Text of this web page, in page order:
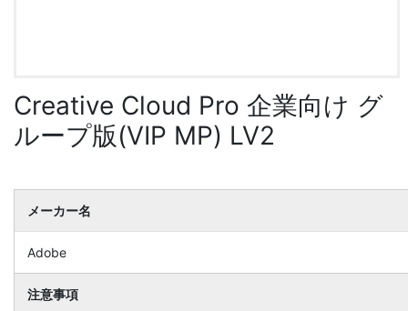
Creative Cloud Pro 企業向け グ
ループ版(VIP MP) LV2
メーカー名
Adobe
注意事項